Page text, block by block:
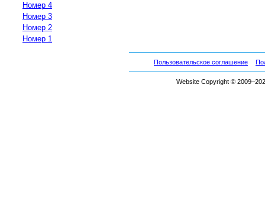
Номер 4
Номер 3
Номер 2
Номер 1
Пользовательское соглашение
Website Copyright ©